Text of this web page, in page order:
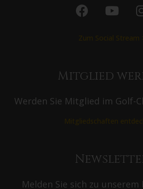
Zum Social Stream >
Mitglied
Werden Sie Mitglied im Golf-
Mitgliedschaften
Melden Sie sich zu